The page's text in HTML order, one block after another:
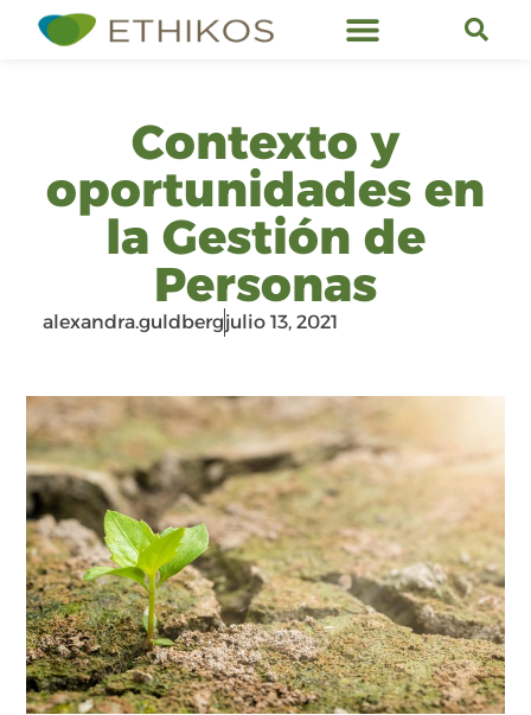
Contexto y
oportunidades en
la Gestión de
Personas
alexandra.guldbergjulio 13, 2021